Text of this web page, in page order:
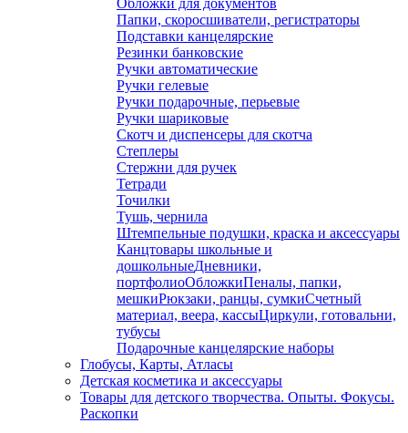
Обложки для документов
Папки, скоросшиватели, регистраторы
Подставки канцелярские
Резинки банковские
Ручки автоматические
Ручки гелевые
Ручки подарочные, перьевые
Ручки шариковые
Скотч и диспенсеры для скотча
Степлеры
Стержни для ручек
Тетради
Точилки
Тушь, чернила
Штемпельные подушки, краска и аксессуары
Канцтовары школьные и
дошкольныеДневники,
портфолиоОбложкиПеналы, папки,
мешкиРюкзаки, ранцы, сумкиСчетный
материал, веера, кассыЦиркули, готовальни,
тубусы
Подарочные канцелярские наборы
Глобусы, Карты, Атласы
Детская косметика и аксессуары
Товары для детского творчества. Опыты. Фокусы.
Раскопки